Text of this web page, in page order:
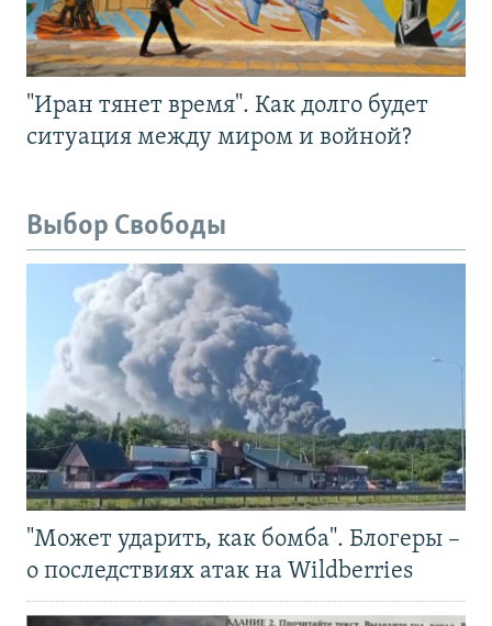
"Иран тянет время". Как долго будет
ситуация между миром и войной?
Выбор Свободы
"Может ударить, как бомба". Блогеры –
о последствиях атак на Wildberries